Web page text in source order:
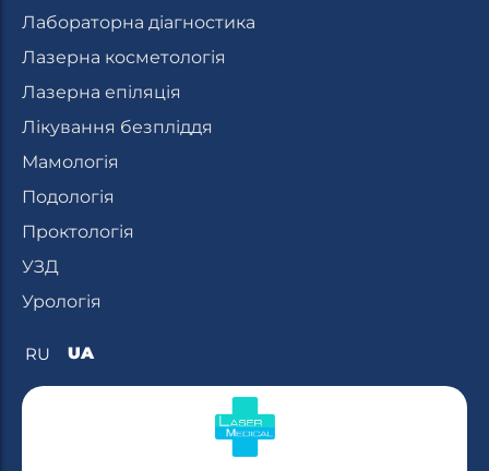
Лабораторна діагностика
Лазерна косметологія
Лазерна епіляція
Лікування безпліддя
Мамологія
Подологія
Проктологія
УЗД
Урологія
RU UA